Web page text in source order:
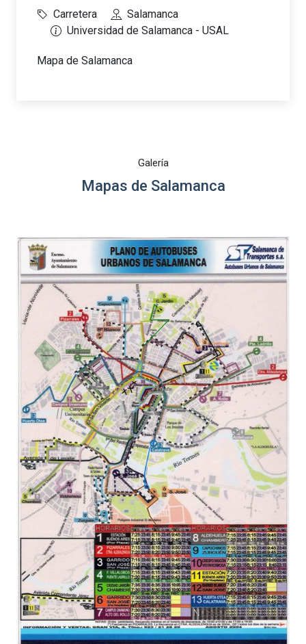
Carretera
Salamanca
Universidad de Salamanca - USAL
Mapa de Salamanca
Galería
Mapas de Salamanca